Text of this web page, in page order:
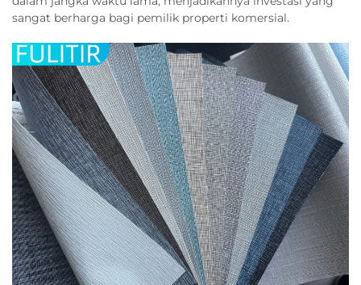
sangat berharga bagi pemilik properti komersial.